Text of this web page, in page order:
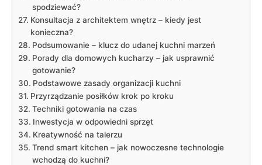
spodziewać?
Konsultacja z architektem wnętrz – kiedy jest
konieczna?
Podsumowanie ⁣– klucz do udanej kuchni marzeń
Porady dla domowych kucharzy – jak usprawnić​
gotowanie?
Podstawowe⁤ zasady organizacji kuchni
Przyrządzanie posiłków krok po kroku
Techniki gotowania na czas
Inwestycja w odpowiedni sprzęt
Kreatywność ‌na talerzu
Trend smart kitchen – jak nowoczesne technologie
wchodzą do kuchni?